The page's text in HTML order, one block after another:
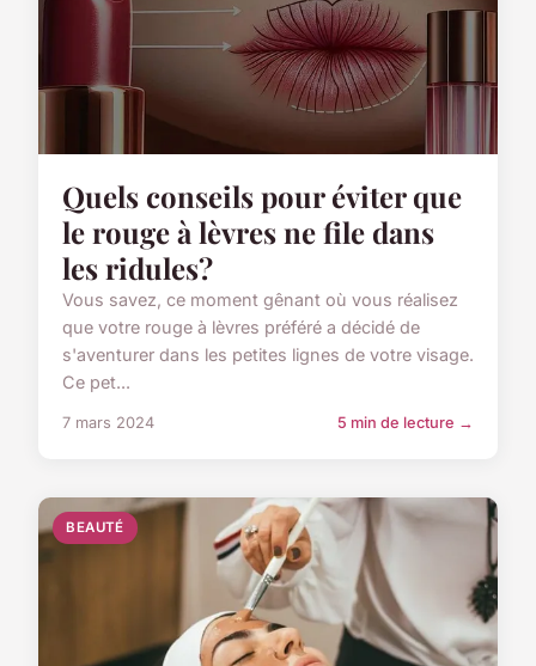
Quels conseils pour éviter que
le rouge à lèvres ne file dans
les ridules?
Vous savez, ce moment gênant où vous réalisez
que votre rouge à lèvres préféré a décidé de
s'aventurer dans les petites lignes de votre visage.
Ce pet...
7 mars 2024 5 min de lecture →
BEAUTÉ